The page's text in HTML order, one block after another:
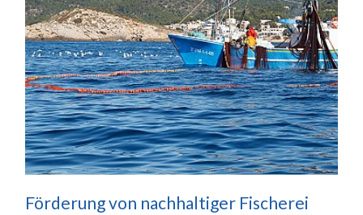
Förderung von nachhaltiger Fischerei